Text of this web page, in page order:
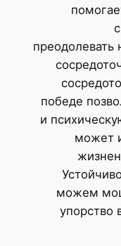
преодолевать
победе
и
может
можем
упорство